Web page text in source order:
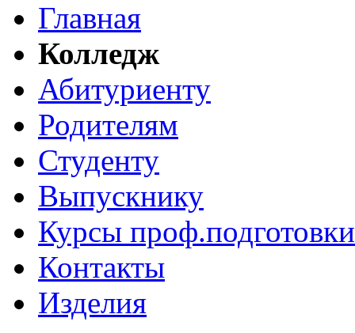
Главная
Колледж
Абитуриенту
Родителям
Студенту
Выпускнику
Курсы проф.подготовки
Контакты
Изделия